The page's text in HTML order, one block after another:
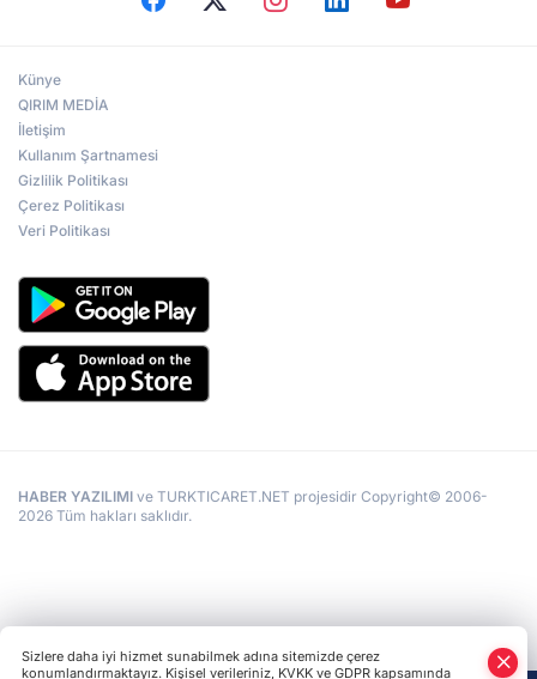
Künye
QIRIM MEDİA
İletişim
Kullanım Şartnamesi
Gizlilik Politikası
Çerez Politikası
Veri Politikası
HABER YAZILIMI ve TURKTICARET.NET projesidir Copyright© 2006-
2026 Tüm hakları saklıdır.
Sizlere daha iyi hizmet sunabilmek adına sitemizde çerez
konumlandırmaktayız. Kişisel verileriniz, KVKK ve GDPR kapsamında